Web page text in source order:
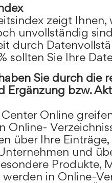
zeigt
unvollständig
durch
sollten Sie Ihre
Sie durch die
Ergänzung bzw.
Online
Online-
über Ihre
und
Produkte,
in Online-